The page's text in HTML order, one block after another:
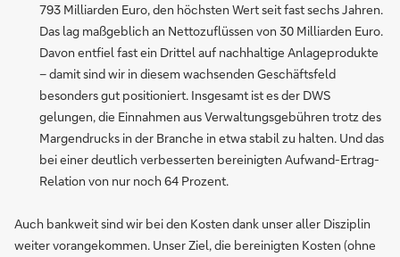
793 Milliarden Euro, den höchsten Wert seit fast sechs Jahren.
Das lag maßgeblich an Nettozuflüssen von 30 Milliarden Euro.
Davon entfiel fast ein Drittel auf nachhaltige Anlageprodukte
– damit sind wir in diesem wachsenden Geschäftsfeld
besonders gut positioniert. Insgesamt ist es der DWS
gelungen, die Einnahmen aus Verwaltungsgebühren trotz des
Margendrucks in der Branche in etwa stabil zu halten. Und das
bei einer deutlich verbesserten bereinigten Aufwand-Ertrag-
Relation von nur noch 64 Prozent.
Auch bankweit sind wir bei den Kosten dank unser aller Disziplin
weiter vorangekommen. Unser Ziel, die bereinigten Kosten (ohne